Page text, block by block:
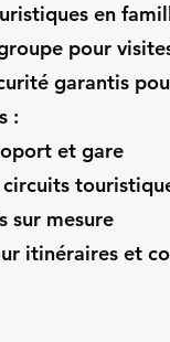
en
pour
garantis
:
et gare
sur mesure
itinéraires et